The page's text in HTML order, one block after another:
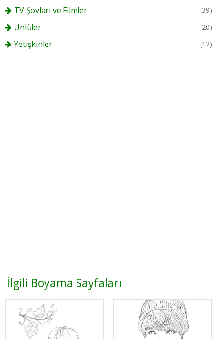
TV Şovları ve Filmler (39)
Ünlüler (20)
Yetişkinler (12)
İlgili Boyama Sayfaları